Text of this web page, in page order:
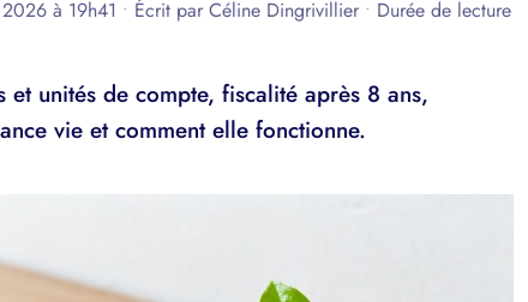
à 19h41 • Écrit par Céline Dingrivillier • Durée de lecture
unités de compte, fiscalité après 8 ans,
vie et comment elle fonctionne.